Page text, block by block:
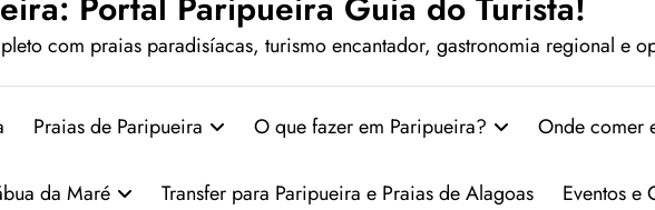
com praias paradisíacas, turismo encantador, gastronomia regional e
Praias de Paripueira O que fazer em Paripueira? Onde comer
da Maré Transfer para Paripueira e Praias de Alagoas Eventos e